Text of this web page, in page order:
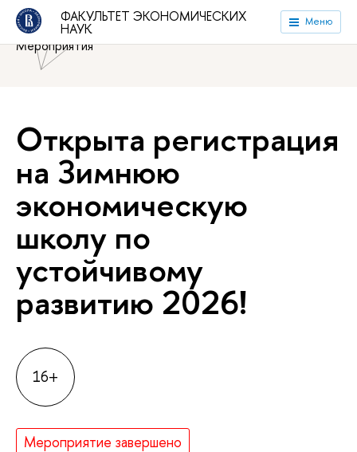
ФАКУЛЬТЕТ ЭКОНОМИЧЕСКИХ
НАУК Меню
Национальный исследовательский университет «Высшая
школа экономики»
Факультет экономических наук
Мероприятия
Открыта регистрация
на Зимнюю
экономическую
школу по
устойчивому
развитию 2026!
16+
Мероприятие завершено